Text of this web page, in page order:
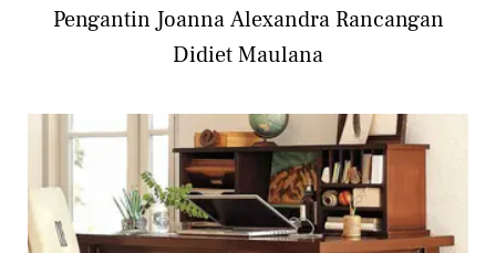
Pengantin Joanna Alexandra Rancangan
Didiet Maulana